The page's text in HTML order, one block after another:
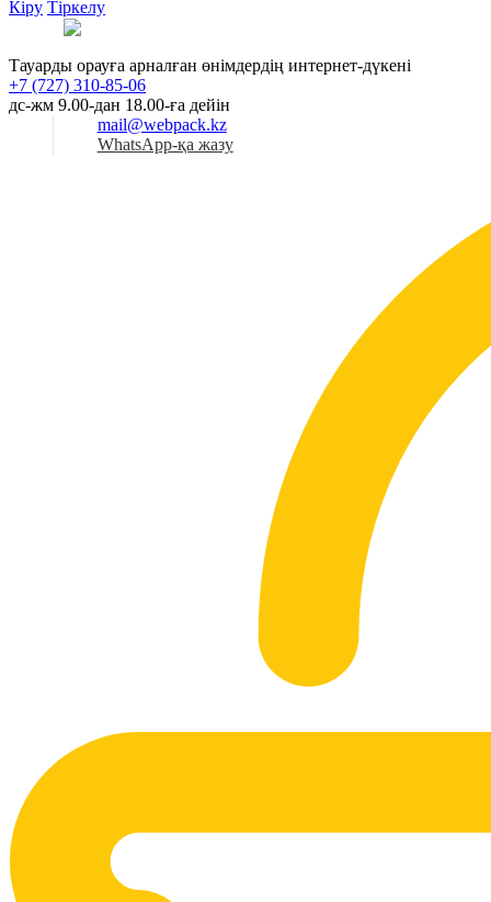
Кіру Тіркелу
Тауарды орауға арналған өнімдердің интернет-дүкені
+7 (727) 310-85-06
дс-жм 9.00-дан 18.00-ға дейін
mail@webpack.kz
WhatsApp-қа жазу